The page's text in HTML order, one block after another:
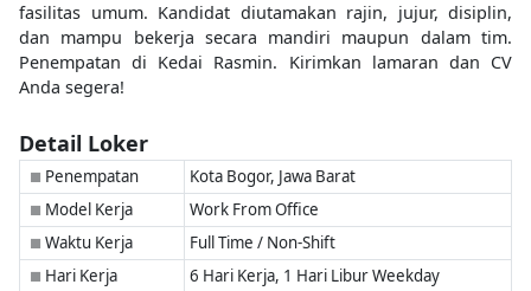
fasilitas umum. Kandidat diutamakan rajin, jujur, disiplin,
dan mampu bekerja secara mandiri maupun dalam tim.
Penempatan di Kedai Rasmin. Kirimkan lamaran dan CV
Anda segera!
Detail Loker
■ Penempatan Kota Bogor, Jawa Barat
■ Model Kerja Work From Office
■ Waktu Kerja Full Time / Non-Shift
■ Hari Kerja 6 Hari Kerja, 1 Hari Libur Weekday